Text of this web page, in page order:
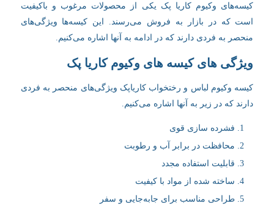
کیسه‌های وکیوم کاریا پک یکی از محصولات مرغوب و باکیفیت
است که در بازار به فروش می‌رسند. این کیسه‌ها ویژگی‌های
منحصر به فردی دارند که در ادامه به آنها اشاره می‌کنیم.
ویژگی های کیسه های وکیوم کاریا پک
کیسه وکیوم لباس و رختخواب کاریاپک ویژگی‌های منحصر به فردی
دارند که در زیر به آنها اشاره می‌کنیم.
فشرده سازی قوی
محافظت در برابر آب و رطوبت
قابلیت استفاده مجدد
ساخته شده از مواد با کیفیت
طراحی مناسب برای جابه‌جایی و سفر